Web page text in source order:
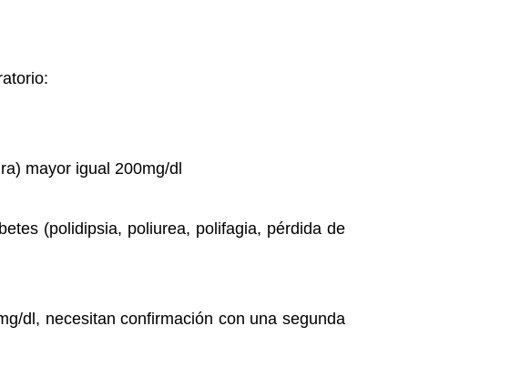
mayor igual 200mg/dl
(polidipsia, poliurea, polifagia, pérdida de
dl, necesitan confirmación con una segunda